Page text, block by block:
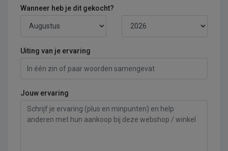
Wanneer heb je dit gekocht?
Uiting van je ervaring
Jouw ervaring